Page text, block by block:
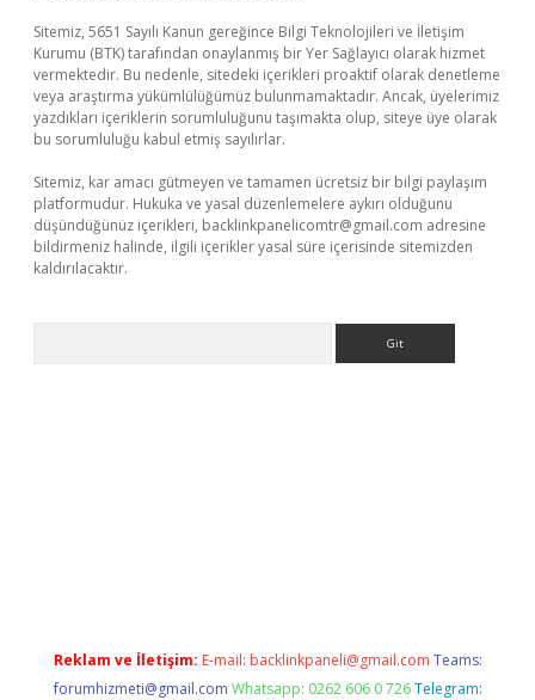
Sitemiz, 5651 Sayılı Kanun gereğince Bilgi Teknolojileri ve İletişim
Kurumu (BTK) tarafından onaylanmış bir Yer Sağlayıcı olarak hizmet
vermektedir. Bu nedenle, sitedeki içerikleri proaktif olarak denetleme
veya araştırma yükümlülüğümüz bulunmamaktadır. Ancak, üyelerimiz
yazdıkları içeriklerin sorumluluğunu taşımakta olup, siteye üye olarak
bu sorumluluğu kabul etmiş sayılırlar.
Sitemiz, kar amacı gütmeyen ve tamamen ücretsiz bir bilgi paylaşım
platformudur. Hukuka ve yasal düzenlemelere aykırı olduğunu
düşündüğünüz içerikleri, backlinkpanelicomtr@gmail.com adresine
bildirmeniz halinde, ilgili içerikler yasal süre içerisinde sitemizden
kaldırılacaktır.
Reklam ve İletişim: E-mail: backlinkpaneli@gmail.com Teams:
forumhizmeti@gmail.com Whatsapp: 0262 606 0 726 Telegram: